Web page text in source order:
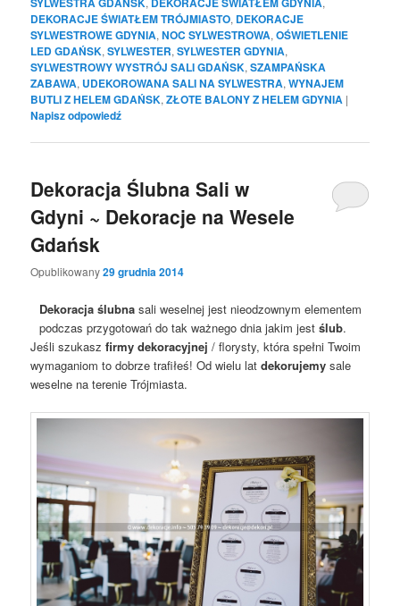
DEKORACJE ŚWIATŁEM TRÓJMIASTO, DEKORACJE
SYLWESTROWE GDYNIA,NOC SYLWESTROWA,OŚWIETLENIE
LED GDAŃSK,SYLWESTER,SYLWESTER GDYNIA,
SYLWESTROWY WYSTRÓJ SALI GDAŃSK,SZAMPAŃSKA
ZABAWA, UDEKOROWANA SALI NA SYLWESTRA,WYNAJEM
BUTLI Z HELEM GDAŃSK,ZŁOTE BALONY Z HELEM GDYNIA |
Napisz odpowiedź
Dekoracja Ślubna Sali w
Gdyni ~ Dekoracje na Wesele
Gdańsk
Opublikowany29 grudnia 2014
Dekoracja ślubna sali weselnej jest nieodzownym elementem
podczas przygotowań do tak ważnego dnia jakim jestślub.
Jeśli szukaszfirmy dekoracyjnej / florysty, która spełni Twoim
wymaganiom to dobrze trafiłeś! Od wielu latdekorujemy sale
weselne na terenie Trójmiasta.